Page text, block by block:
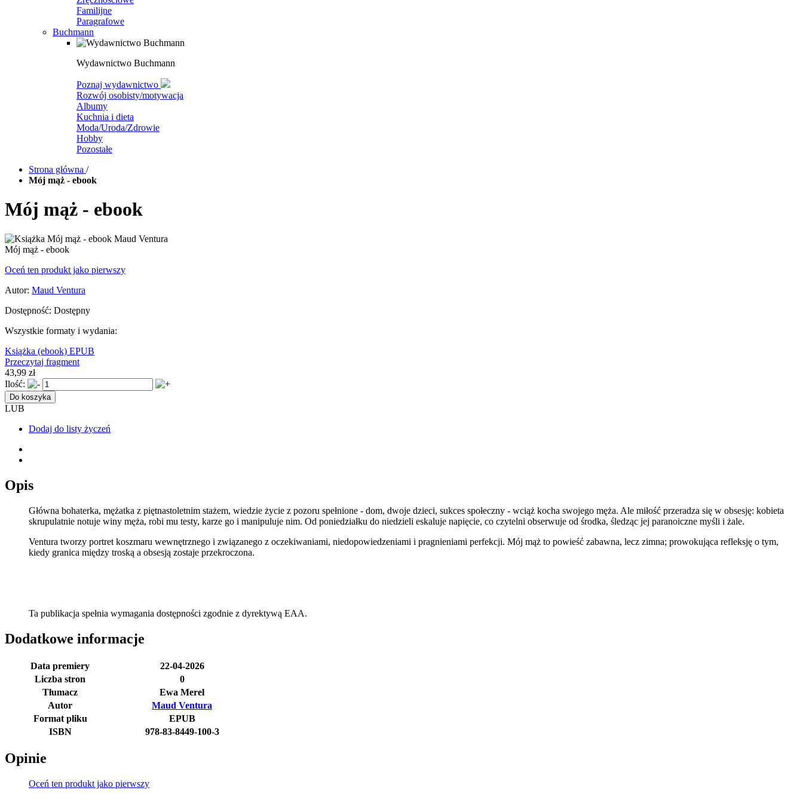
Familijne
Paragrafowe
Buchmann
Wydawnictwo Buchmann
Poznaj wydawnictwo
Rozwój osobisty/motywacja
Albumy
Kuchnia i dieta
Moda/Uroda/Zdrowie
Hobby
Pozostałe
Strona główna /
Mój mąż - ebook
Mój mąż - ebook
Mój mąż - ebook
Oceń ten produkt jako pierwszy
Autor: Maud Ventura
Dostępność: Dostępny
Wszystkie formaty i wydania:
Książka (ebook) EPUB
Przeczytaj fragment
43,99 zł
Ilość:
Do koszyka
LUB
Dodaj do listy życzeń
Opis
Główna bohaterka, mężatka z piętnastoletnim stażem, wiedzie życie z pozoru spełnione - dom, dwoje dzieci, sukces społeczny - wciąż kocha swojego męża. Ale miłość przeradza się w obsesję: kobieta
skrupulatnie notuje winy męża, robi mu testy, karze go i manipuluje nim. Od poniedziałku do niedzieli eskaluje napięcie, co czytelni obserwuje od środka, śledząc jej paranoiczne myśli i żale.
Ventura tworzy portret koszmaru wewnętrznego i związanego z oczekiwaniami, niedopowiedzeniami i pragnieniami perfekcji. Mój mąż to powieść zabawna, lecz zimna; prowokująca refleksję o tym,
kiedy granica między troską a obsesją zostaje przekroczona.
Ta publikacja spełnia wymagania dostępności zgodnie z dyrektywą EAA.
Dodatkowe informacje
Data premiery
22-04-2026
Liczba stron
0
Tłumacz
Ewa Merel
Autor
Maud Ventura
Format pliku
EPUB
ISBN
978-83-8449-100-3
Opinie
Oceń ten produkt jako pierwszy